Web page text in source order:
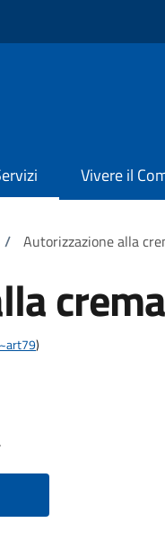
Vivere il
/ Autorizzazione alla
)